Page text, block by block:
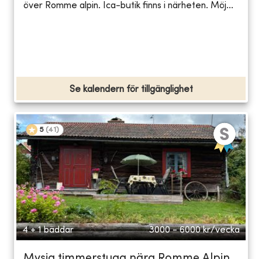
över Romme alpin. Ica-butik finns i närheten. Möj...
Se kalendern för tillgänglighet
5 (41 )
4 + 1 bäddar 3000 - 6000 kr/vecka